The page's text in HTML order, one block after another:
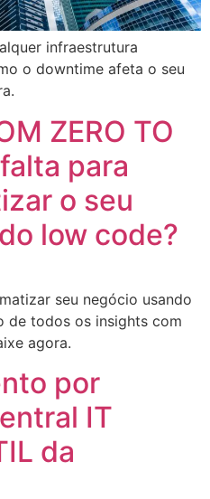
infraestrutura
o downtime afeta o seu
ZERO TO
para
o seu
low code?
seu negócio usando
de todos os insights com
agora.
por
IT
da